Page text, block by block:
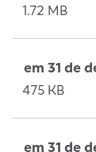
1.72 MB
em 31 de
475 KB
em 31 de